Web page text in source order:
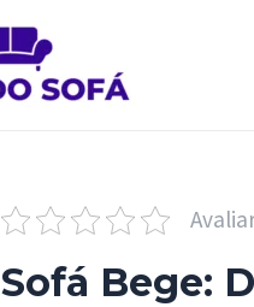
Sofá Bege: